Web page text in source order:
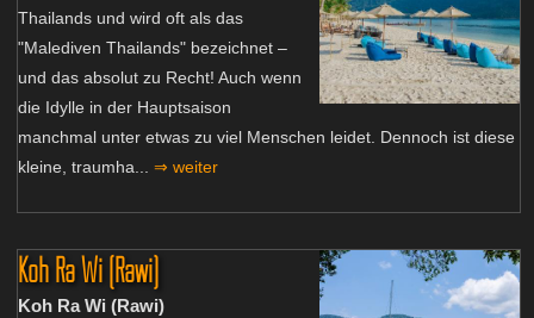
Thailands und wird oft als das
"Malediven Thailands" bezeichnet –
und das absolut zu Recht! Auch wenn
die Idylle in der Hauptsaison
manchmal unter etwas zu viel Menschen leidet. Dennoch ist diese
kleine, traumha... ⇒ weiter
Koh Ra Wi (Rawi)
Koh Ra Wi (Rawi)